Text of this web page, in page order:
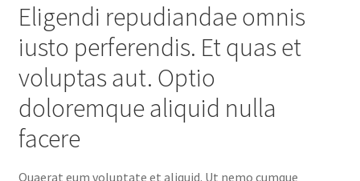
Eligendi repudiandae omnis
iusto perferendis. Et quas et
voluptas aut. Optio
doloremque aliquid nulla
facere
Quaerat eum voluptate et aliquid. Ut nemo cumque